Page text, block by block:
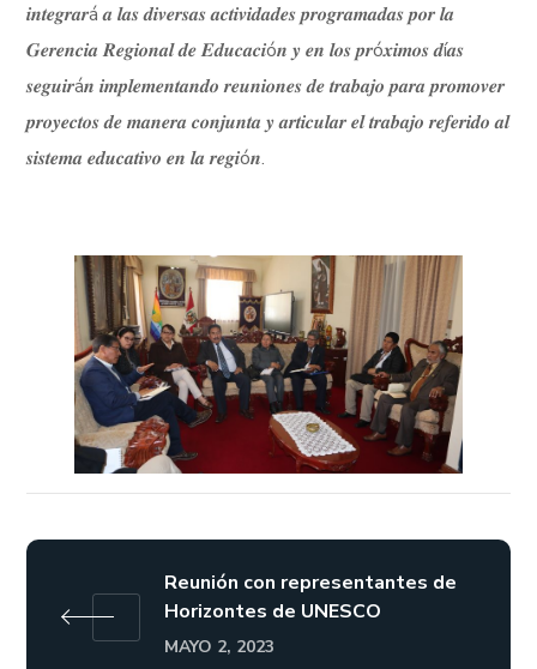
𝒊𝒏𝒕𝒆𝒈𝒓𝒂𝒓á 𝒂 𝒍𝒂𝒔 𝒅𝒊𝒗𝒆𝒓𝒔𝒂𝒔 𝒂𝒄𝒕𝒊𝒗𝒊𝒅𝒂𝒅𝒆𝒔 𝒑𝒓𝒐𝒈𝒓𝒂𝒎𝒂𝒅𝒂𝒔 𝒑𝒐𝒓 𝒍𝒂
𝑮𝒆𝒓𝒆𝒏𝒄𝒊𝒂 𝑹𝒆𝒈𝒊𝒐𝒏𝒂𝒍 𝒅𝒆 𝑬𝒅𝒖𝒄𝒂𝒄𝒊ó𝒏 𝒚 𝒆𝒏 𝒍𝒐𝒔 𝒑𝒓ó𝒙𝒊𝒎𝒐𝒔 𝒅í𝒂𝒔
𝒔𝒆𝒈𝒖𝒊𝒓á𝒏 𝒊𝒎𝒑𝒍𝒆𝒎𝒆𝒏𝒕𝒂𝒏𝒅𝒐 𝒓𝒆𝒖𝒏𝒊𝒐𝒏𝒆𝒔 𝒅𝒆 𝒕𝒓𝒂𝒃𝒂𝒋𝒐 𝒑𝒂𝒓𝒂 𝒑𝒓𝒐𝒎𝒐𝒗𝒆𝒓
𝒑𝒓𝒐𝒚𝒆𝒄𝒕𝒐𝒔 𝒅𝒆 𝒎𝒂𝒏𝒆𝒓𝒂 𝒄𝒐𝒏𝒋𝒖𝒏𝒕𝒂 𝒚 𝒂𝒓𝒕𝒊𝒄𝒖𝒍𝒂𝒓 𝒆𝒍 𝒕𝒓𝒂𝒃𝒂𝒋𝒐 𝒓𝒆𝒇𝒆𝒓𝒊𝒅𝒐 𝒂𝒍
𝒔𝒊𝒔𝒕𝒆𝒎𝒂 𝒆𝒅𝒖𝒄𝒂𝒕𝒊𝒗𝒐 𝒆𝒏 𝒍𝒂 𝒓𝒆𝒈𝒊ó𝒏.
Reunión con representantes de
Horizontes de UNESCO
MAYO 2, 2023